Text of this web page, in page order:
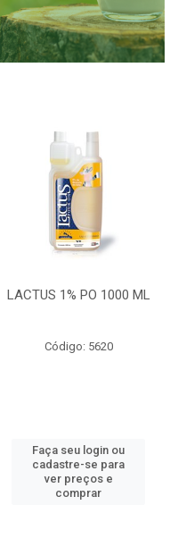
LACTUS 1% PO 1000 ML
Código: 5620
Faça seu login ou
cadastre-se para
ver preços e
comprar